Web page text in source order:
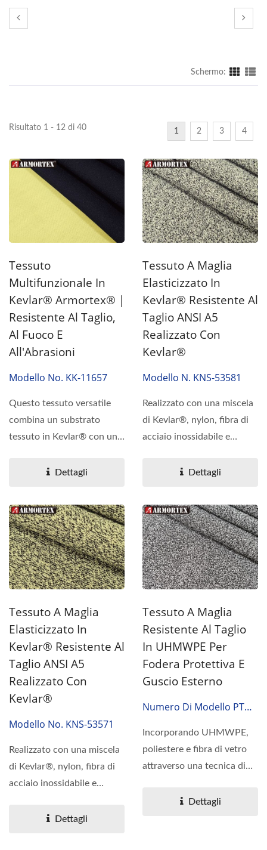
Schermo:
Risultato 1 - 12 di 40 1 2 3 4
Tessuto
Multifunzionale In
Kevlar® Armortex® |
Resistente Al Taglio,
Al Fuoco E
All'Abrasioni
Modello No. KK-11657
Questo tessuto versatile
combina un substrato
tessuto in Kevlar® con un
poliuretano...Dettagli
Tessuto A Maglia
Elasticizzato In
Kevlar® Resistente Al
Taglio ANSI A5
Realizzato Con
Kevlar®
Modello N. KNS-53581
Realizzato con una miscela
di Kevlar®, nylon, fibra di
acciaio inossidabile e
Dettagli
Tessuto A Maglia
Elasticizzato In
Kevlar® Resistente Al
Taglio ANSI A5
Realizzato Con
Kevlar®
Modello No. KNS-53571
Realizzato con una miscela
di Kevlar®, nylon, fibra di
acciaio inossidabile e
Dettagli
Tessuto A Maglia
Resistente Al Taglio
In UHMWPE Per
Fodera Protettiva E
Guscio Esterno
Numero Di Modello PTG-
Incorporando UHMWPE,
poliestere e fibra di vetro
attraverso una tecnica di
Dettagli